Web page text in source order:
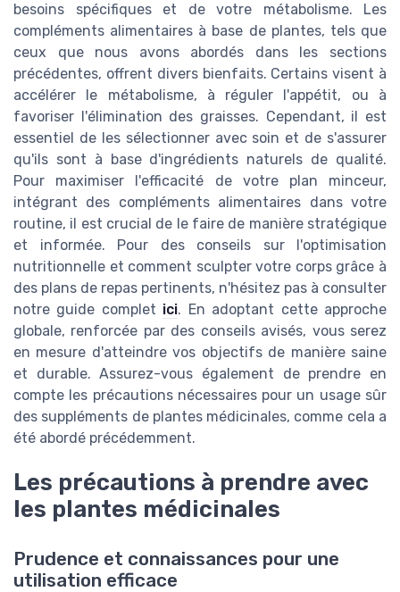
besoins spécifiques et de votre métabolisme. Les
compléments alimentaires à base de plantes, tels que
ceux que nous avons abordés dans les sections
précédentes, offrent divers bienfaits. Certains visent à
accélérer le métabolisme, à réguler l'appétit, ou à
favoriser l'élimination des graisses. Cependant, il est
essentiel de les sélectionner avec soin et de s'assurer
qu'ils sont à base d'ingrédients naturels de qualité.
Pour maximiser l'efficacité de votre plan minceur,
intégrant des compléments alimentaires dans votre
routine, il est crucial de le faire de manière stratégique
et informée. Pour des conseils sur l'optimisation
nutritionnelle et comment sculpter votre corps grâce à
des plans de repas pertinents, n'hésitez pas à consulter
notre guide complet ici. En adoptant cette approche
globale, renforcée par des conseils avisés, vous serez
en mesure d'atteindre vos objectifs de manière saine
et durable. Assurez-vous également de prendre en
compte les précautions nécessaires pour un usage sûr
des suppléments de plantes médicinales, comme cela a
été abordé précédemment.
Les précautions à prendre avec
les plantes médicinales
Prudence et connaissances pour une
utilisation efficace